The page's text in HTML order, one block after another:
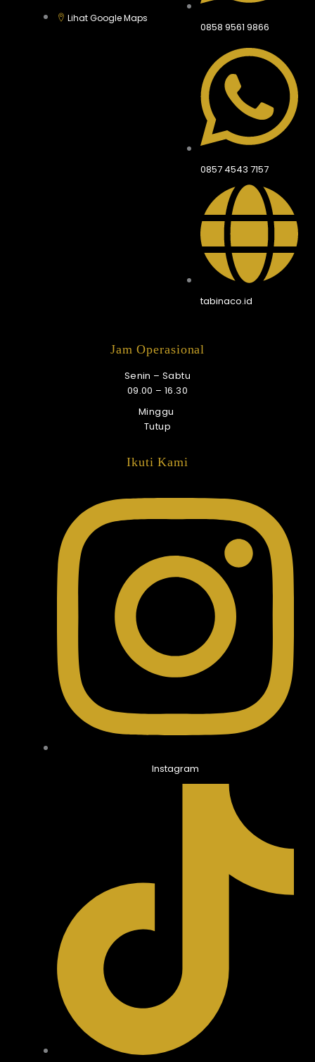
Lihat Google Maps
0858 9561 9866
0857 4543 7157
tabinaco.id
Jam Operasional
Senin – Sabtu
09.00 – 16.30
Minggu
Tutup
Ikuti Kami
Instagram